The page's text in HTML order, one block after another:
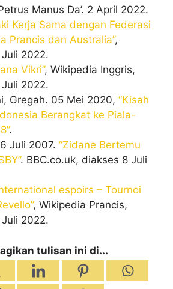
Manus Da’. 2 April 2022.
Kerja Sama dengan Federasi
Prancis dan Australia”,
2022.
Vikri”, Wikipedia Inggris,
2022.
Gregah. 05 Mei 2020, “Kisah
Berangkat ke Piala-
.
Juli 2007. “Zidane Bertemu
. BBC.co.uk, diakses 8 Juli
espoirs – Tournoi
, Wikipedia Prancis,
2022.
tulisan ini di...